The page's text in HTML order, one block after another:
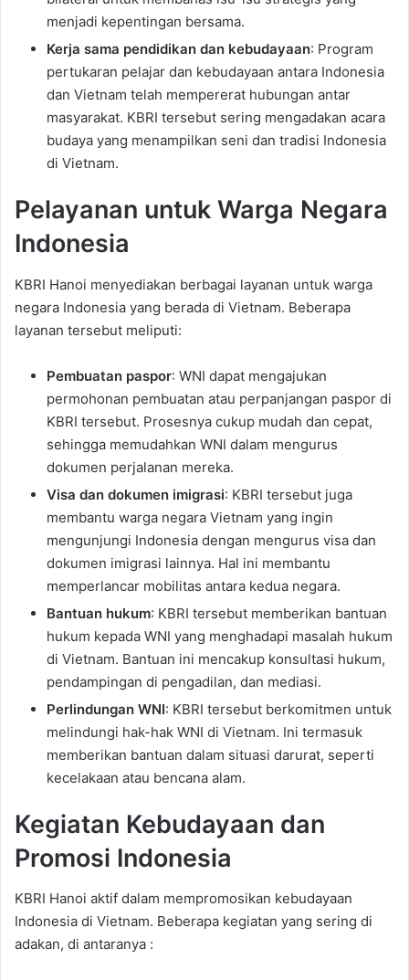
menjadi kepentingan bersama.
Kerja sama pendidikan dan kebudayaan: Program
pertukaran pelajar dan kebudayaan antara Indonesia
dan Vietnam telah mempererat hubungan antar
masyarakat. KBRI tersebut sering mengadakan acara
budaya yang menampilkan seni dan tradisi Indonesia
di Vietnam.
Pelayanan untuk Warga Negara
Indonesia
KBRI Hanoi menyediakan berbagai layanan untuk warga
negara Indonesia yang berada di Vietnam. Beberapa
layanan tersebut meliputi:
Pembuatan paspor: WNI dapat mengajukan
permohonan pembuatan atau perpanjangan paspor di
KBRI tersebut. Prosesnya cukup mudah dan cepat,
sehingga memudahkan WNI dalam mengurus
dokumen perjalanan mereka.
Visa dan dokumen imigrasi: KBRI tersebut juga
membantu warga negara Vietnam yang ingin
mengunjungi Indonesia dengan mengurus visa dan
dokumen imigrasi lainnya. Hal ini membantu
memperlancar mobilitas antara kedua negara.
Bantuan hukum: KBRI tersebut memberikan bantuan
hukum kepada WNI yang menghadapi masalah hukum
di Vietnam. Bantuan ini mencakup konsultasi hukum,
pendampingan di pengadilan, dan mediasi.
Perlindungan WNI: KBRI tersebut berkomitmen untuk
melindungi hak-hak WNI di Vietnam. Ini termasuk
memberikan bantuan dalam situasi darurat, seperti
kecelakaan atau bencana alam.
Kegiatan Kebudayaan dan
Promosi Indonesia
KBRI Hanoi aktif dalam mempromosikan kebudayaan
Indonesia di Vietnam. Beberapa kegiatan yang sering di
adakan, di antaranya :